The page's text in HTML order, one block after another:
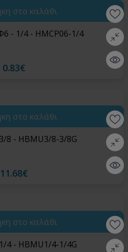
Quick
στο καλάθι
- 1/4 - HMCP06-1/4
0.83€
Quick
στο καλάθι
8 - HBMU3/8-3/8G
11.68€
στο καλάθι
4 - HBMU1/4-1/4G